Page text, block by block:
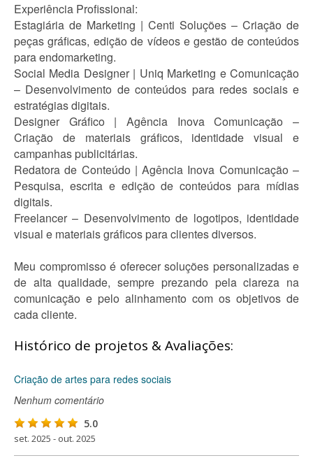
Experiência Profissional:
Estagiária de Marketing | Centi Soluções – Criação de
peças gráficas, edição de vídeos e gestão de conteúdos
para endomarketing.
Social Media Designer | Uniq Marketing e Comunicação
– Desenvolvimento de conteúdos para redes sociais e
estratégias digitais.
Designer Gráfico | Agência Inova Comunicação –
Criação de materiais gráficos, identidade visual e
campanhas publicitárias.
Redatora de Conteúdo | Agência Inova Comunicação –
Pesquisa, escrita e edição de conteúdos para mídias
digitais.
Freelancer – Desenvolvimento de logotipos, identidade
visual e materiais gráficos para clientes diversos.
Meu compromisso é oferecer soluções personalizadas e
de alta qualidade, sempre prezando pela clareza na
comunicação e pelo alinhamento com os objetivos de
cada cliente.
Histórico de projetos & Avaliações:
Criação de artes para redes sociais
Nenhum comentário
5.0
set. 2025 - out. 2025